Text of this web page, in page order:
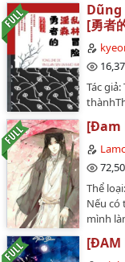
[勇者
Tác
Tình
nam
Dũng
bại Ma
Dũng sĩ
play,
[Đam
Thể
Nếu có
mình
nghĩ
việc
[ĐAM